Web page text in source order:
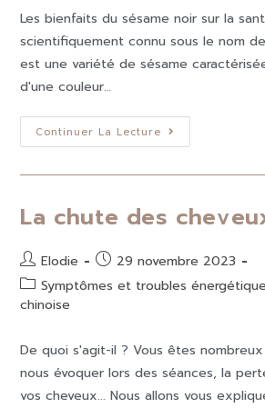
Les bienfaits du sésame noir sur la
scientifiquement connu sous le nom
est une variété de sésame
d'une couleur…
Continuer La Lecture
La chute des
Elodie
29 novembre 2023
Symptômes et troubles
chinoise
De quoi s'agit-il ? Vous êtes
nous évoquer lors des séances, la
vos cheveux... Nous allons vous